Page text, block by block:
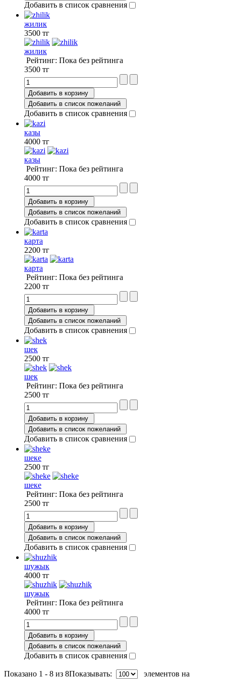
Добавить в список сравнения
жилик
3500 тг
жилик
Рейтинг: Пока без рейтинга
3500 тг
Добавить в корзину
Добавить в список пожеланий
Добавить в список сравнения
казы
4000 тг
казы
Рейтинг: Пока без рейтинга
4000 тг
Добавить в корзину
Добавить в список пожеланий
Добавить в список сравнения
карта
2200 тг
карта
Рейтинг: Пока без рейтинга
2200 тг
Добавить в корзину
Добавить в список пожеланий
Добавить в список сравнения
шек
2500 тг
шек
Рейтинг: Пока без рейтинга
2500 тг
Добавить в корзину
Добавить в список пожеланий
Добавить в список сравнения
шеке
2500 тг
шеке
Рейтинг: Пока без рейтинга
2500 тг
Добавить в корзину
Добавить в список пожеланий
Добавить в список сравнения
шужык
4000 тг
шужык
Рейтинг: Пока без рейтинга
4000 тг
Добавить в корзину
Добавить в список пожеланий
Добавить в список сравнения
Показано 1 - 8 из 8Показывать: элементов на